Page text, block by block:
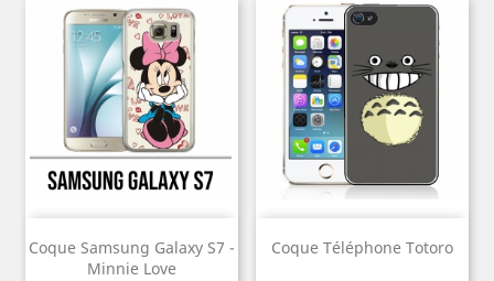
Coque Samsung Galaxy S7 -
Minnie Love
Coque Téléphone Totoro